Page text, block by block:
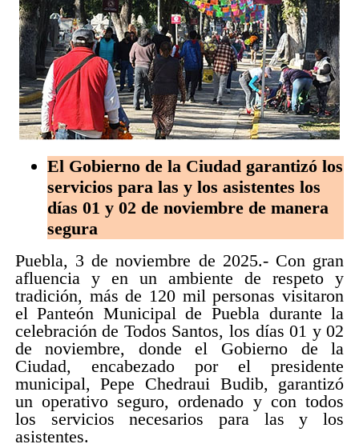
El Gobierno de la Ciudad garantizó los
servicios para las y los asistentes los
días 01 y 02 de noviembre de manera
segura
Puebla, 3 de noviembre de 2025.- Con gran
afluencia y en un ambiente de respeto y
tradición, más de 120 mil personas visitaron
el Panteón Municipal de Puebla durante la
celebración de Todos Santos, los días 01 y 02
de noviembre, donde el Gobierno de la
Ciudad, encabezado por el presidente
municipal, Pepe Chedraui Budib, garantizó
un operativo seguro, ordenado y con todos
los servicios necesarios para las y los
asistentes.